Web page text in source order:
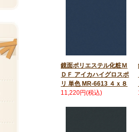
鏡面ポリエステル化粧Ｍ
ＤＦ アイカハイグロスポ
リ 単色 MR-6613 ４ｘ８
11,220円(税込)